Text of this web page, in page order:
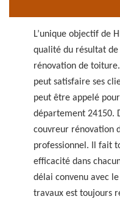
L’unique objectif de
qualité du résultat
rénovation de toiture.
peut satisfaire ses
peut être appelé
département 24150.
couvreur rénovation
professionnel. Il fait
efficacité dans
délai convenu avec
travaux est toujours